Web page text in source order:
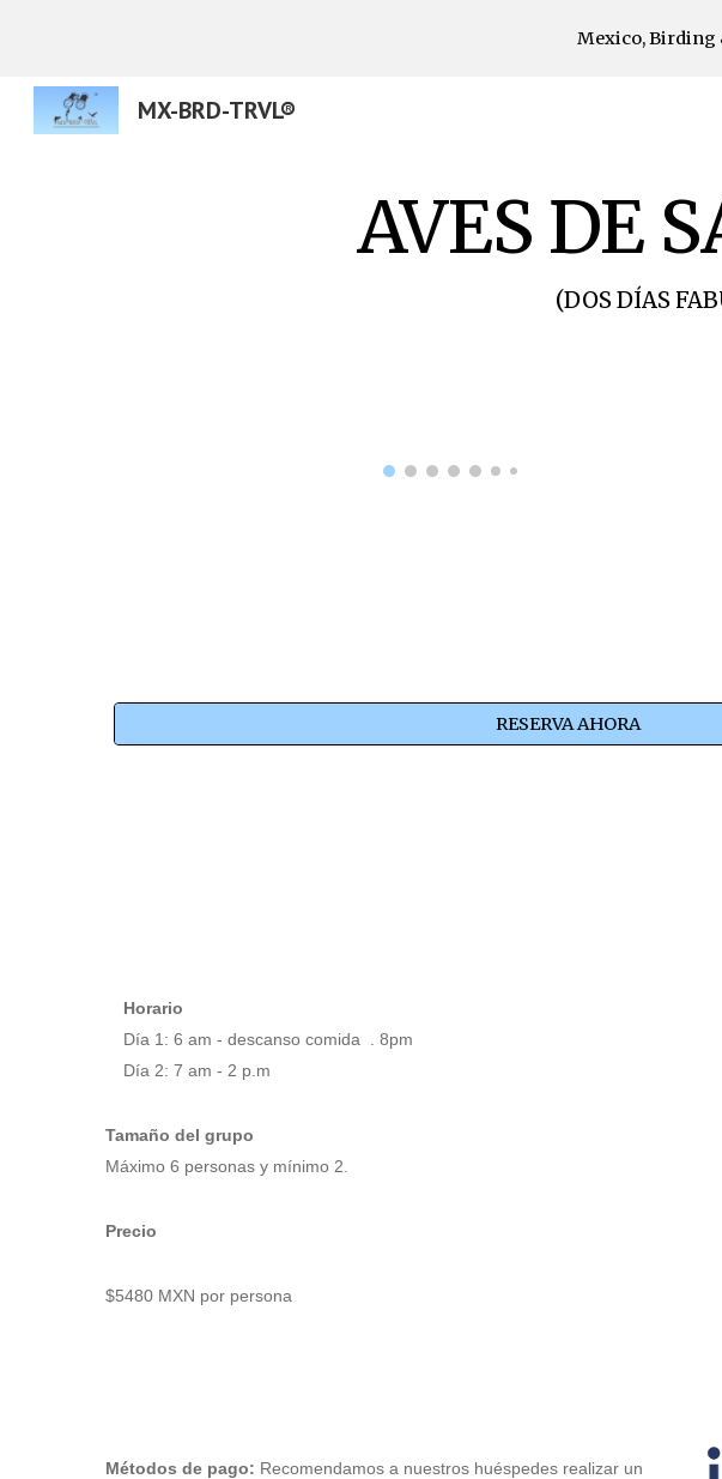
Skip to main content
Mexico, Birding
MX-BRD-TRVL®
AVES DE
(DOS DÍAS
RESERVA AHORA
Horario
Día 1: 6 am - descanso comida
. 8pm
Día 2: 7 am - 2 p.m
Tamaño del grupo
Máximo6 personas y mínimo 2.
Precio
$5480 MXN por persona
Métodos de pago: Recomendamos a nuestros huéspedes realizar un